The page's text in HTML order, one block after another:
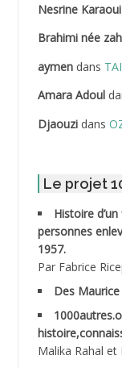
ABDELLI
ABDELLI
ABDESMED
ABDESSELAMI
ABDESSLEM
ABDOUDOU
Nesrine Karaoui
Brahimi née
aymendans
Amara Adoul
Djaouzidans
Le projet
Histoire
personnes
1957.
Par Fabrice
Des
Malika Rahal et